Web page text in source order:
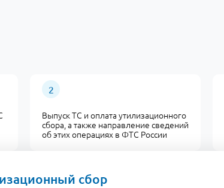
Выпуск ТС и оплата утилизационного
сбора, а также направление сведений
об этих операциях в ФТС России
сбор